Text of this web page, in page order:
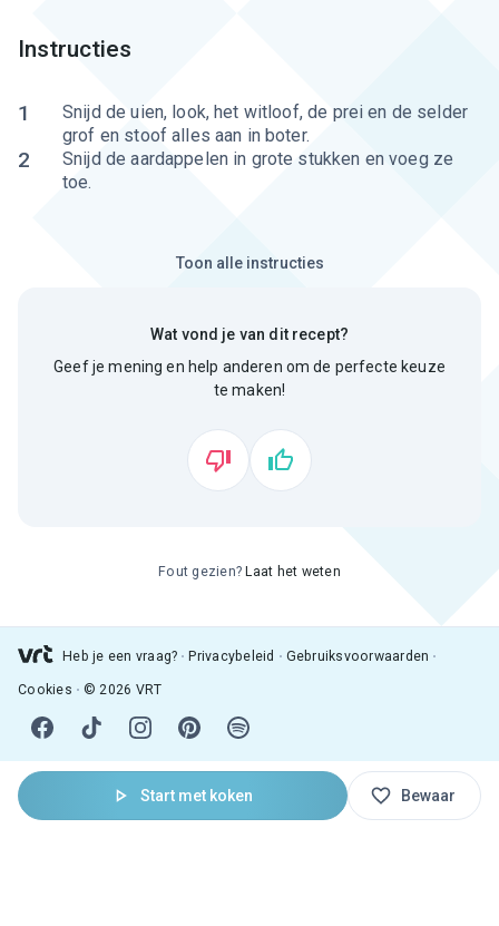
Start met koken Bewaar
Instructies
1
Snijd de uien, look, het witloof, de prei en de selder
grof en stoof alles aan in boter.
2
Snijd de aardappelen in grote stukken en voeg ze
toe.
Toon alle instructies
Wat vond je van dit recept?
Geef je mening en help anderen om de perfecte keuze
te maken!
Fout gezien? Laat het weten
Heb je een vraag? Privacybeleid Gebruiksvoorwaarden
Cookies © 2026 VRT